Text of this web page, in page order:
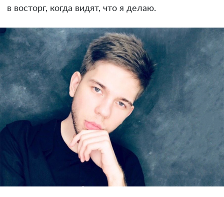
в восторг, когда видят, что я делаю.